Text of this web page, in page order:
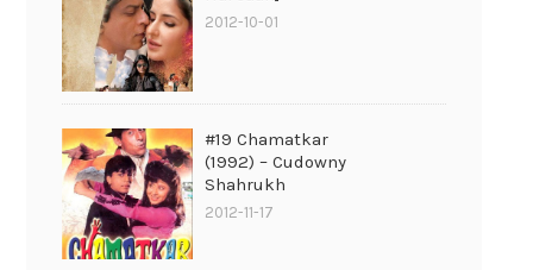
2012-10-01
#19 Chamatkar
(1992) – Cudowny
Shahrukh
2012-11-17